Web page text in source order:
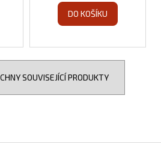
DO KOŠÍKU
SOUVISEJÍCÍ PRODUKTY